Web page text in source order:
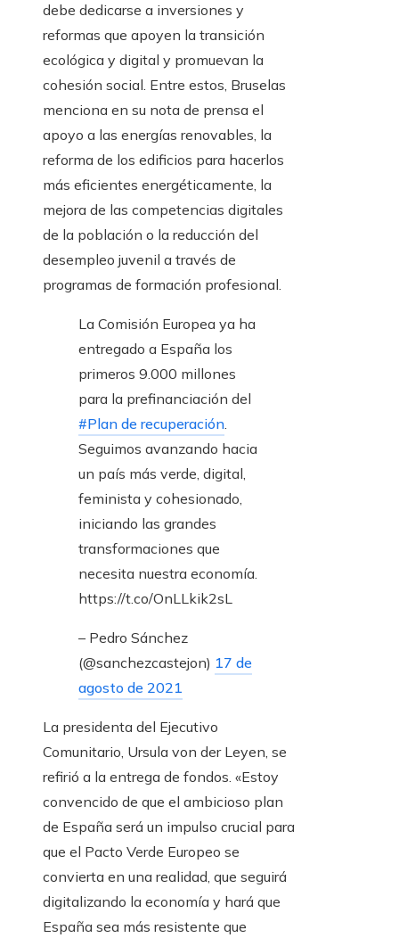
debe dedicarse a inversiones y
reformas que apoyen la transición
ecológica y digital y promuevan la
cohesión social. Entre estos, Bruselas
menciona en su nota de prensa el
apoyo a las energías renovables, la
reforma de los edificios para hacerlos
más eficientes energéticamente, la
mejora de las competencias digitales
de la población o la reducción del
desempleo juvenil a través de
programas de formación profesional.
La Comisión Europea ya ha
entregado a España los
primeros 9.000 millones
para la prefinanciación del
#Plan de recuperación.
Seguimos avanzando hacia
un país más verde, digital,
feminista y cohesionado,
iniciando las grandes
transformaciones que
necesita nuestra economía.
https://t.co/OnLLkik2sL
– Pedro Sánchez
(@sanchezcastejon) 17 de
agosto de 2021
La presidenta del Ejecutivo
Comunitario, Ursula von der Leyen, se
refirió a la entrega de fondos. «Estoy
convencido de que el ambicioso plan
de España será un impulso crucial para
que el Pacto Verde Europeo se
convierta en una realidad, que seguirá
digitalizando la economía y hará que
España sea más resistente que